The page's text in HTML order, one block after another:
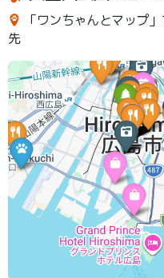
「ワンちゃんとマップ
先